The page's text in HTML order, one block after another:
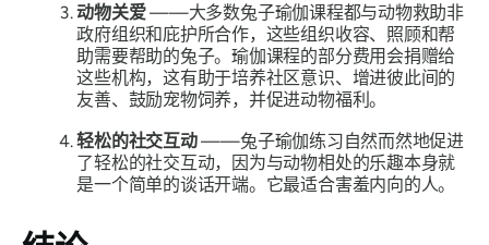
动物关爱——大多数兔子瑜伽课程都与动物救助非
政府组织和庇护所合作，这些组织收容、照顾和帮
助需要帮助的兔子。瑜伽课程的部分费用会捐赠给
这些机构，这有助于培养社区意识、增进彼此间的
友善、鼓励宠物饲养，并促进动物福利。
轻松的社交互动——兔子瑜伽练习自然而然地促进
了轻松的社交互动，因为与动物相处的乐趣本身就
是一个简单的谈话开端。它最适合害羞内向的人。